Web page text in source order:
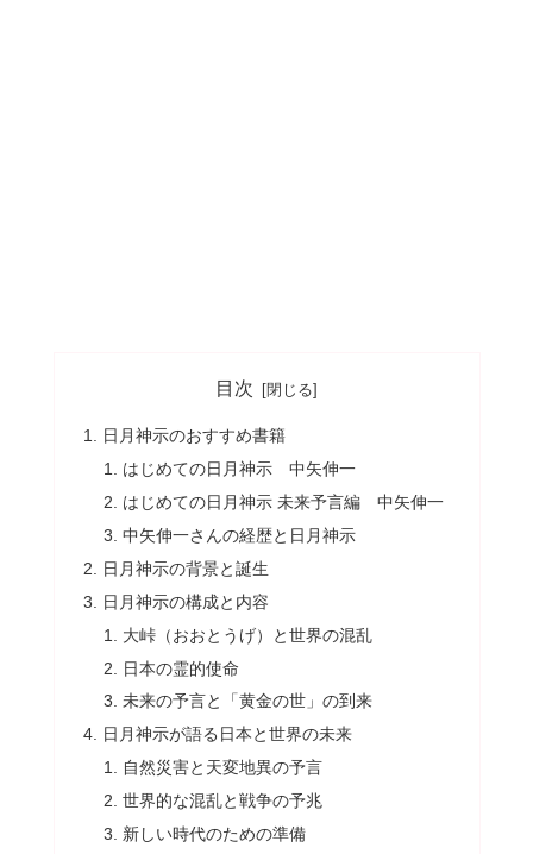
目次
日月神示のおすすめ書籍
はじめての日月神示 中矢伸一
はじめての日月神示 未来予言編 中矢伸一
中矢伸一さんの経歴と日月神示
日月神示の背景と誕生
日月神示の構成と内容
大峠（おおとうげ）と世界の混乱
日本の霊的使命
未来の予言と「黄金の世」の到来
日月神示が語る日本と世界の未来
自然災害と天変地異の予言
世界的な混乱と戦争の予兆
新しい時代のための準備